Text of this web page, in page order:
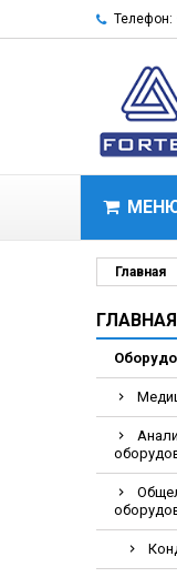
Телефон:
Главная
ГЛАВНАЯ